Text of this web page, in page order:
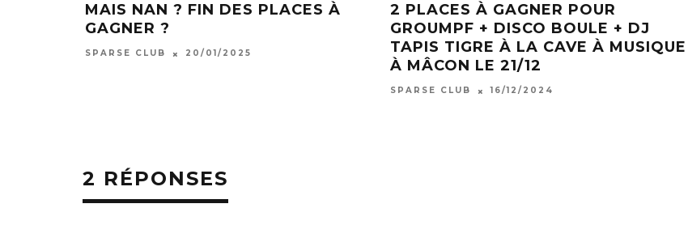
MAIS NAN ? FIN DES PLACES À
GAGNER ?
SPARSE CLUB 20/01/2025
2 PLACES À GAGNER POUR
GROUMPF + DISCO BOULE + DJ
TAPIS TIGRE À LA CAVE À MUSIQUE
À MÂCON LE 21/12
SPARSE CLUB 16/12/2024
2 RÉPONSES